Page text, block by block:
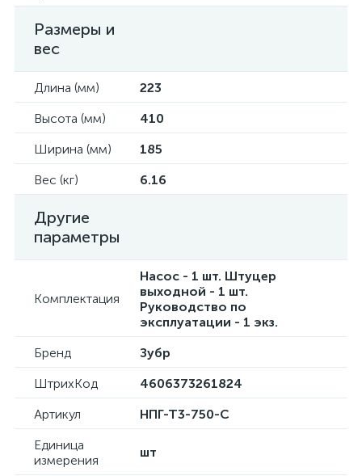
Размеры и
вес
Длина (мм)
223
Высота (мм)
410
Ширина (мм)
185
Вес (кг)
6.16
Другие
параметры
Комплектация
Насос - 1 шт. Штуцер
выходной - 1 шт.
Руководство по
эксплуатации - 1 экз.
Бренд
Зубр
ШтрихКод
4606373261824
Артикул
НПГ-Т3-750-С
Единица
измерения
шт